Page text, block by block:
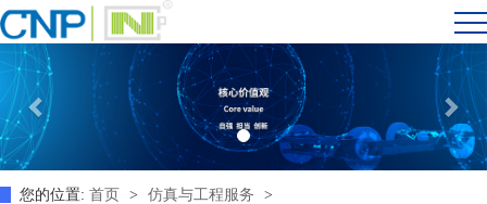
您的位置: 首页 > 仿真与工程服务 >